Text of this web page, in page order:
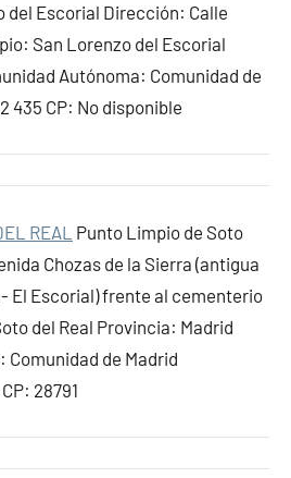
del Escorial Dirección: Calle
San Lorenzo del Escorial
Autónoma: Comunidad de
435 CP: No disponible
REAL Punto Limpio de Soto
Chozas de la Sierra (antigua
El Escorial) frente al cementerio
del Real Provincia: Madrid
Comunidad de Madrid
28791